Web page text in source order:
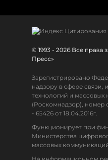
© 1993 - 2026 Все
Пресс»
Зарегистрировано
надзору в сфере
технологий и массовых
(Роскомнадзор), номер
- 65426 от 18.04.2016г.
Функционирует при
Министерства
массовых